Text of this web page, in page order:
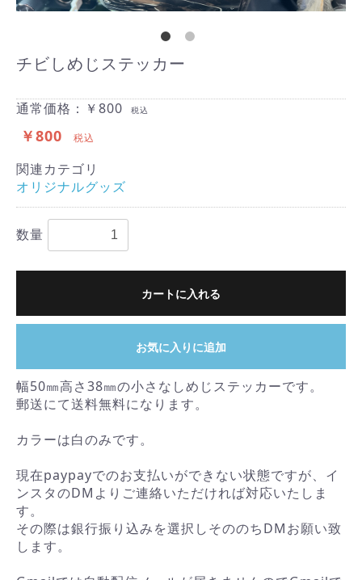
チビしめじステッカー
通常価格：￥800 税込
￥800 税込
関連カテゴリ
オリジナルグッズ
数量
カートに入れる
お気に入りに追加
幅50㎜高さ38㎜の小さなしめじステッカーです。
郵送にて送料無料になります。
カラーは白のみです。
現在paypayでのお支払いができない状態ですが、イ
ンスタのDMよりご連絡いただければ対応いたしま
す。
その際は銀行振り込みを選択しそののちDMお願い致
します。